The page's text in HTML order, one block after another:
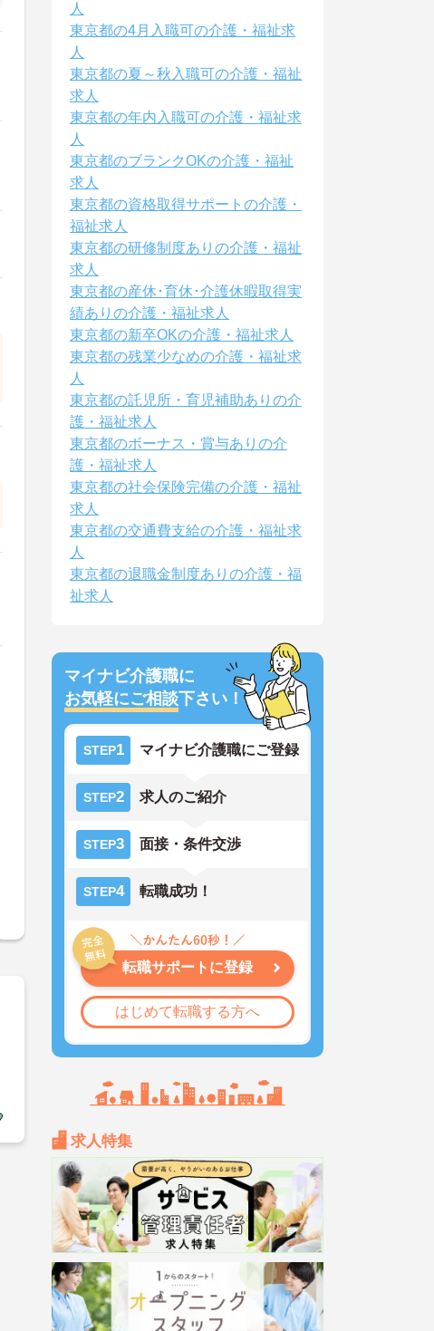
人
東京都の4月入職可の介護・福祉求
人
東京都の夏～秋入職可の介護・福祉
求人
東京都の年内入職可の介護・福祉求
人
東京都のブランクOKの介護・福祉
求人
東京都の資格取得サポートの介護・
福祉求人
東京都の研修制度ありの介護・福祉
求人
東京都の産休･育休･介護休暇取得実
績ありの介護・福祉求人
東京都の新卒OKの介護・福祉求人
東京都の残業少なめの介護・福祉求
人
東京都の託児所・育児補助ありの介
護・福祉求人
東京都のボーナス・賞与ありの介
護・福祉求人
東京都の社会保険完備の介護・福祉
求人
東京都の交通費支給の介護・福祉求
人
東京都の退職金制度ありの介護・福
祉求人
マイナビ介護職に
お気軽にご相談下さい！
STEP1 マイナビ介護職にご登録
STEP2 求人のご紹介
STEP3 面接・条件交渉
STEP4 転職成功！
転職サポートに登録
はじめて転職する方へ
求人特集